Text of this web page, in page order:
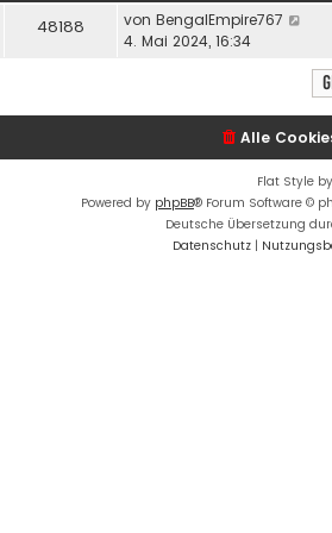
r
a
g
48188 von BengalEmpire767
4. Mai 2024, 16:34
Alle
Flat Style by
Powered by phpBB® Forum Software ©
Deutsche Übersetzung
Datenschutz |